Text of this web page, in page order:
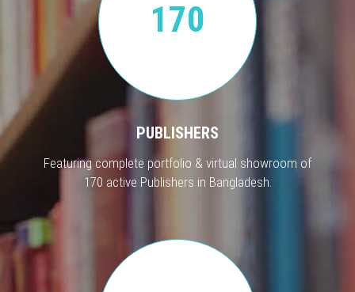
170
PUBLISHERS
Featuring complete portfolio & virtual showroom of
170 active Publishers in Bangladesh.